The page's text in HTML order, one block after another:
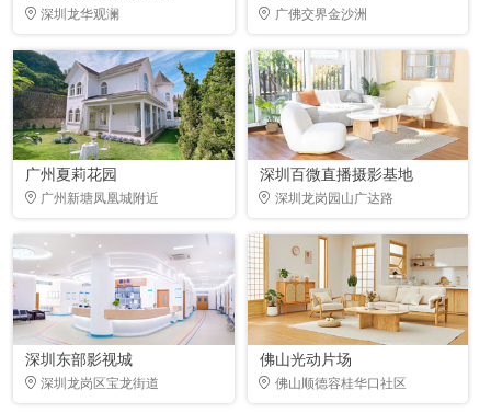
深圳龙华观澜 广佛交界金沙洲
广州夏莉花园
广州新塘凤凰城附近
深圳百微直播摄影基地
深圳龙岗园山广达路
深圳东部影视城
深圳龙岗区宝龙街道
佛山光动片场
佛山顺德容桂华口社区